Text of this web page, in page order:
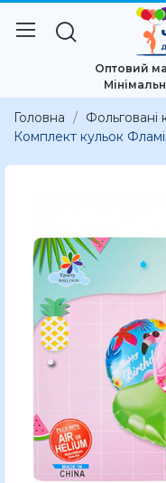
Оптовий
Головна Фольговані
Комплект кульок